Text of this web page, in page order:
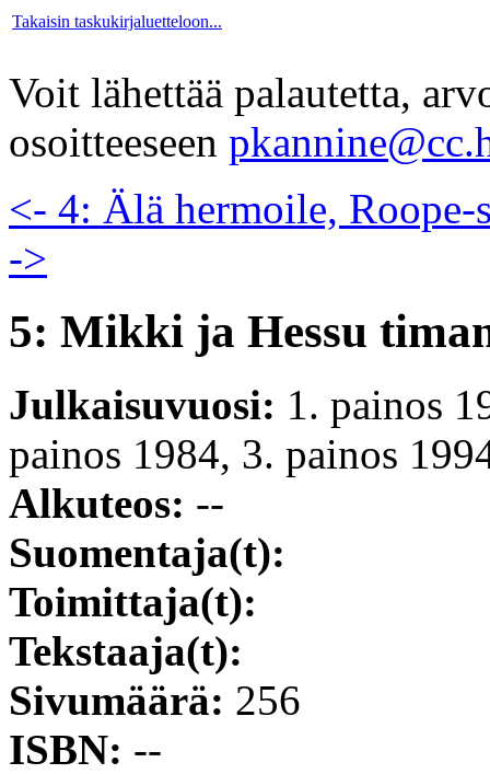
Takaisin taskukirjaluetteloon...
Voit lähettää palautetta,
osoitteeseen
<- 4: Älä hermoile, Roope-
->
5: Mikki ja Hessu
Julkaisuvuosi: 1. painos
painos 1984, 3. painos
Alkuteos: --
Suomentaja(t):
Toimittaja(t):
Tekstaaja(t):
Sivumäärä: 256
ISBN: --